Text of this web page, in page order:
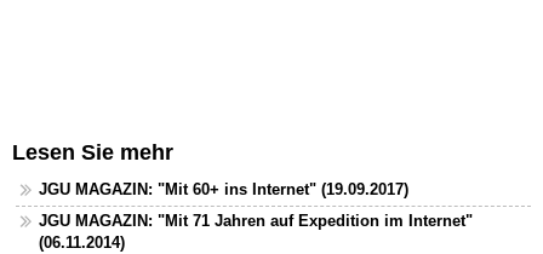
Lesen Sie mehr
JGU MAGAZIN: "Mit 60+ ins Internet" (19.09.2017)
JGU MAGAZIN: "Mit 71 Jahren auf Expedition im Internet"
(06.11.2014)